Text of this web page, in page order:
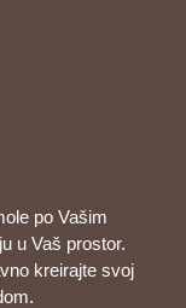
po Vašim
u Vaš prostor.
kreirajte svoj